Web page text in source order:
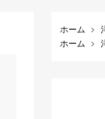
ホーム
ホーム